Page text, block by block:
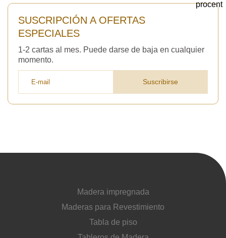
SUSCRIPCIÓN A OFERTAS
ESPECIALES
1-2 cartas al mes. Puede darse de baja en cualquier
momento.
Suscribirse
Madera impregnada
Maderas para Revestimiento
Tabla de piso